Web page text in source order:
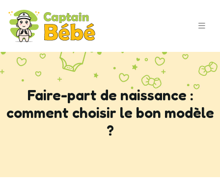
Faire-part de naissance :
comment choisir le bon modèle
?